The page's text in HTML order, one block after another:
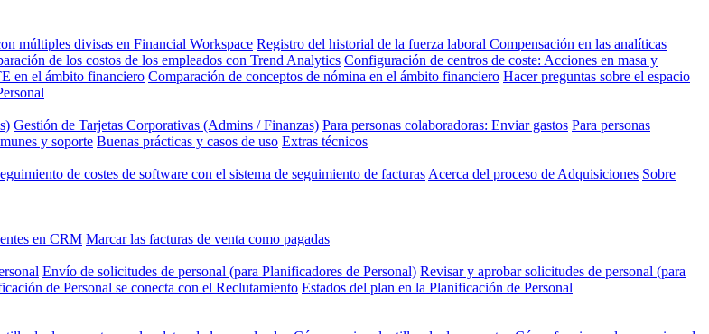
múltiples divisas en Financial Workspace Registro del historial de la fuerza laboral Compensación en las analíticas
de los costos de los empleados con Trend Analytics Configuración de centros de coste: Acciones en masa y
en el ámbito financiero Comparación de conceptos de nómina en el ámbito financiero Hacer preguntas sobre el espacio
Gestión de Tarjetas Corporativas (Admins / Finanzas) Para personas colaboradoras: Enviar gastos Para personas
y soporte Buenas prácticas y casos de uso Extras técnicos
de costes de software con el sistema de seguimiento de facturas Acerca del proceso de Adquisiciones Sobre
en CRM Marcar las facturas de venta como pagadas
Envío de solicitudes de personal (para Planificadores de Personal) Revisar y aprobar solicitudes de personal (para
de Personal se conecta con el Reclutamiento Estados del plan en la Planificación de Personal